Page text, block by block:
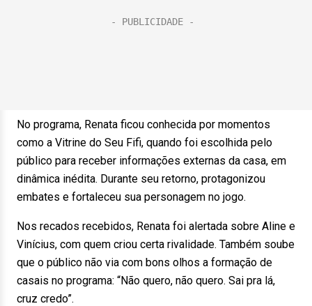
No programa, Renata ficou conhecida por momentos
como a Vitrine do Seu Fifi, quando foi escolhida pelo
público para receber informações externas da casa, em
dinâmica inédita. Durante seu retorno, protagonizou
embates e fortaleceu sua personagem no jogo.
Nos recados recebidos, Renata foi alertada sobre Aline e
Vinícius, com quem criou certa rivalidade. Também soube
que o público não via com bons olhos a formação de
casais no programa: “Não quero, não quero. Sai pra lá,
cruz credo”.